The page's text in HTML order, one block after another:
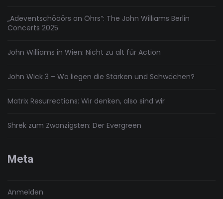
„Adeventschööörs on Öhrs“: The John Williams Berlin
Concerts 2025
John Williams in Wien: Nicht zu alt für Action
John Wick 3 – Wo liegen die Stärken und Schwächen?
Matrix Resurrections: Wir denken, also sind wir
Shrek zum Zwanzigsten: Der Evergreen
Meta
Anmelden